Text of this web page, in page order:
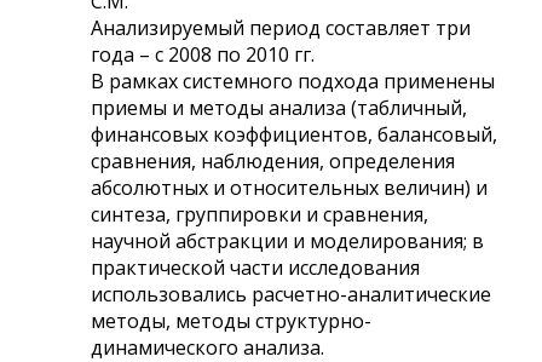
Анализируемый период составляет три
года – с 2008 по 2010 гг.
В рамках системного подхода применены
приемы и методы анализа (табличный,
финансовых коэффициентов, балансовый,
сравнения, наблюдения, определения
абсолютных и относительных величин) и
синтеза, группировки и сравнения,
научной абстракции и моделирования; в
практической части исследования
использовались расчетно-аналитические
методы, методы структурно-
динамического анализа.